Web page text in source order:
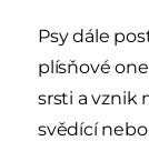
Psy dále
plísňové
srsti a vznik
svědící